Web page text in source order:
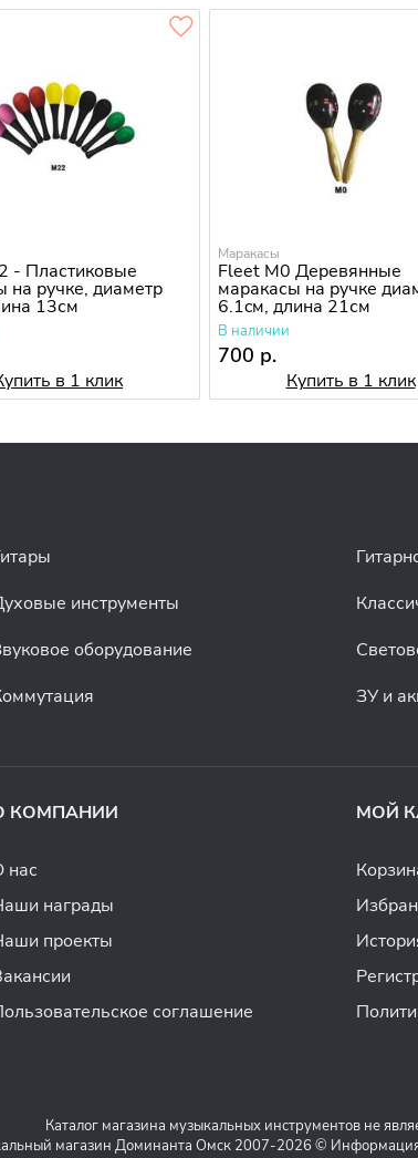
- Пластиковые
на ручке, диаметр
13см
в 1 клик
Маракасы
Fleet M0 Деревянные
маракасы на ручке
6.1cм, длина 21см
В наличии
700 р.
Купить в 1 клик
инструменты
оборудование
ЗУ и
КОМПАНИИ
нас
награды
проекты
соглашение
МОЙ
Каталог магазина музыкальных инструментов не
магазин Доминанта Омск 2007-2026 © Информация